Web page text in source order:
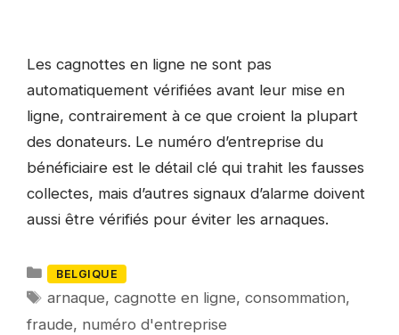
Les cagnottes en ligne ne sont pas
automatiquement vérifiées avant leur mise en
ligne, contrairement à ce que croient la plupart
des donateurs. Le numéro d’entreprise du
bénéficiaire est le détail clé qui trahit les fausses
collectes, mais d’autres signaux d’alarme doivent
aussi être vérifiés pour éviter les arnaques.
Catégories
BELGIQUE
Mots-
clés
arnaque,cagnotte en ligne,consommation,
fraude, numéro d'entreprise